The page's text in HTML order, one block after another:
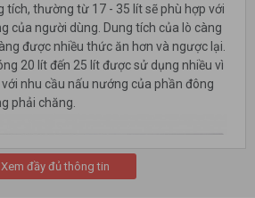
tích, thường từ 17 - 35 lít sẽ phù hợp với
của người dùng. Dung tích của lò càng
được nhiều thức ăn hơn và ngược lại.
20 lít đến 25 lít được sử dụng nhiều vì
nhu cầu nấu nướng của phần đông
phải chăng.
Xem đầy đủ thông tin